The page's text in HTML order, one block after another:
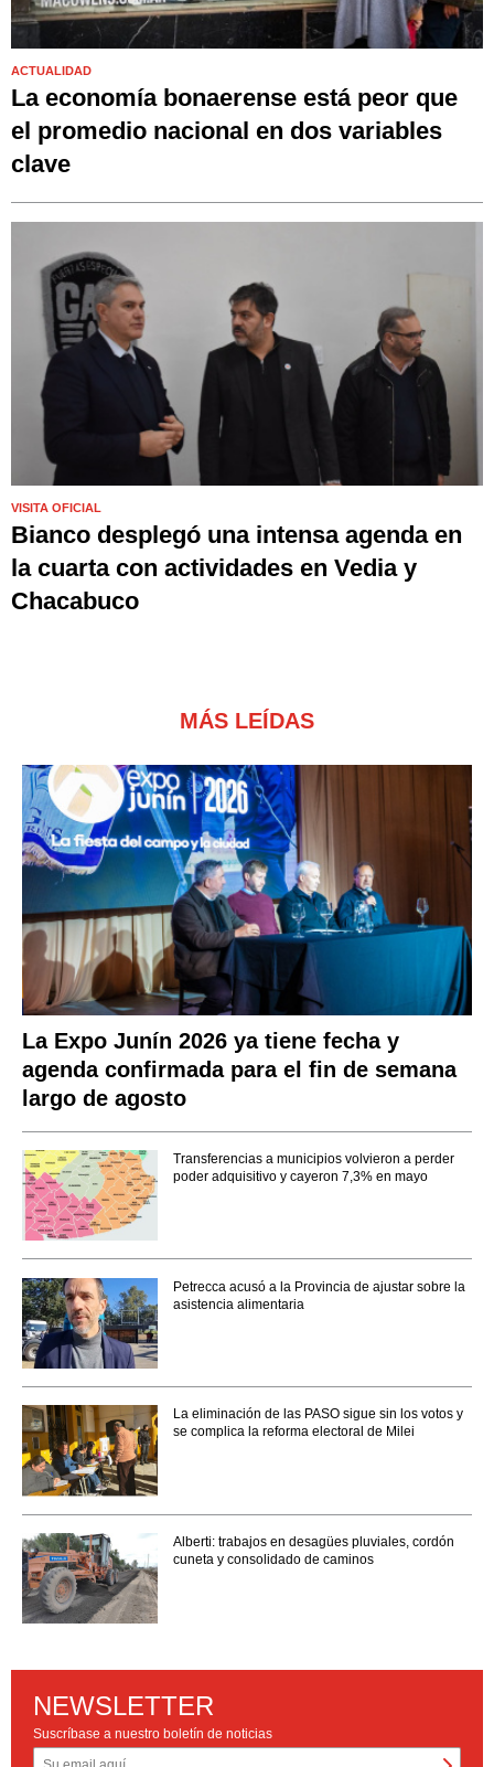
ACTUALIDAD
La economía bonaerense está peor que
el promedio nacional en dos variables
clave
VISITA OFICIAL
Bianco desplegó una intensa agenda en
la cuarta con actividades en Vedia y
Chacabuco
MÁS LEÍDAS
La Expo Junín 2026 ya tiene fecha y
agenda confirmada para el fin de semana
largo de agosto
Transferencias a municipios volvieron a perder
poder adquisitivo y cayeron 7,3% en mayo
Petrecca acusó a la Provincia de ajustar sobre la
asistencia alimentaria
La eliminación de las PASO sigue sin los votos y
se complica la reforma electoral de Milei
Alberti: trabajos en desagües pluviales, cordón
cuneta y consolidado de caminos
NEWSLETTER
Suscríbase a nuestro boletín de noticias